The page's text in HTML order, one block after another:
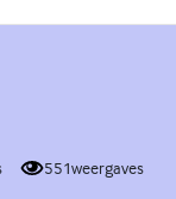
551weergaves